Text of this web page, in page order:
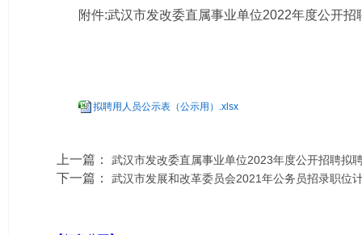
附件:武汉市发改委直属事业单位2022年度公开招
拟聘用人员公示表（公示用）.xlsx
上一篇： 武汉市发改委直属事业单位2023年度公开招聘拟
下一篇： 武汉市发展和改革委员会2021年公务员招录职位